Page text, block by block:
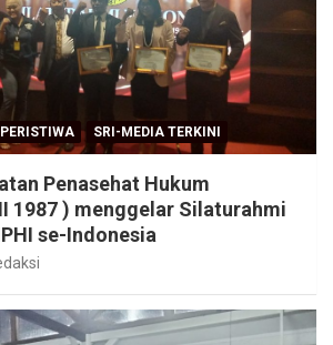
PERISTIWA SRI-MEDIA TERKINI
Penasehat Hukum
1987 ) menggelar Silaturahmi
se-Indonesia